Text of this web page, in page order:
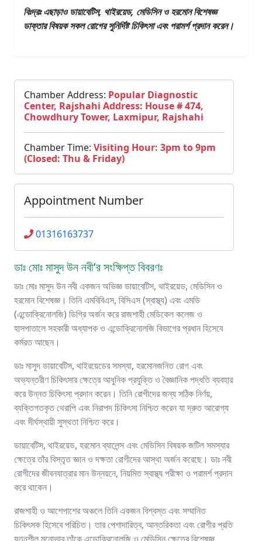
বিঃদ্রঃ এছাড়াওডায়াবেটিস, থাইরয়েড, মেডিসিন ও হরমোন বিশেষজ্ঞ
ডাক্তারবিষয়ক সকল রোগের সুনির্দিষ্ট চিকিৎসা এবং পরামর্শ প্রদান করেন।
Chamber Address: Popular Diagnostic
Center, Rajshahi Address: House # 474,
Chowdhury Tower, Laxmipur, Rajshahi
Chamber Time: Visiting Hour: 3pm to 9pm
(Closed: Thu & Friday)
Appointment Number
01316163737
ডাঃ মোঃ মাসুদ উন নবী’র সংক্ষিপ্ত বিবরণঃ
ডাঃ মোঃ মাসুদ উন নবী একজন অভিজ্ঞ ডায়াবেটিস, থাইরয়েড, মেডিসিন ও
হরমোন বিশেষজ্ঞ। তিনি এমবিবিএস, বিসিএস (স্বাস্থ্য) এবং এমডি
(এন্ডোক্রিনোলজি) ডিগ্রি অর্জন করে রাজশাহী মেডিকেল কলেজ ও
হাসপাতালে সহকারী অধ্যাপক ও এন্ডোক্রিনোলজি বিভাগের প্রধান হিসেবে
কর্মরত আছেন।
ডাঃ মাসুদ ডায়াবেটিস, থাইরয়েডের সমস্যা, হরমোনজনিত রোগ এবং
অভ্যন্তরীণ চিকিৎসার ক্ষেত্রে আধুনিক প্রযুক্তি ও বৈজ্ঞানিক পদ্ধতি ব্যবহার
করে উন্নত চিকিৎসা প্রদান করেন। তিনি রোগীদের জন্য সঠিক নির্ণয়,
ব্যক্তিগতকৃত থেরাপি এবং নিরাপদ চিকিৎসা নিশ্চিত করেন যা দ্রুত আরোগ্য
এবং দীর্ঘস্থায়ী সুস্থতা নিশ্চিত করে।
ডায়াবেটিস, থাইরয়েড, হরমোন ব্যালেন্স এবং মেডিসিন বিষয়ক জটিল সমস্যার
ক্ষেত্রে তাঁর বিস্তৃত জ্ঞান ও দক্ষতা রোগীদের আস্থা অর্জন করেছে। ডাঃ নবী
রোগীদের জীবনযাত্রার মান উন্নয়নে, নিয়মিত স্বাস্থ্য পরীক্ষা ও পরামর্শ প্রদান
করে থাকেন।
রাজশাহী ও আশেপাশের অঞ্চলে তিনি একজন বিশ্বস্ত এবং সম্মানিত
চিকিৎসক হিসেবে পরিচিত। তার পেশাদারিত্ব, আন্তরিকতা এবং রোগীর প্রতি